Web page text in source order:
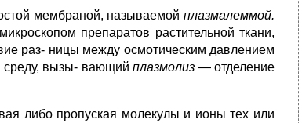
мембраной, называемой плазмалеммой.
препаратов растительной ткани,
раз- ницы между осмотическим давлением
среду, вызы- вающийплазмолиз — отделение
либо пропуская молекулы и ионы тех или